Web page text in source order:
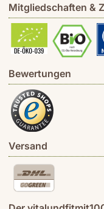
Mitgliedschaften &
Bewertungen
Versand